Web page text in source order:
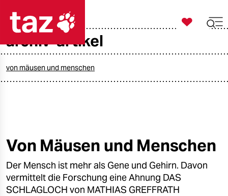
taz zahl ich
öko
gesellschaft
kultur

taz zahl ich
archiv-artikel
von mäusen und menschen
Von Mäusen und Menschen
Der Mensch ist mehr als Gene und Gehirn. Davon
vermittelt die Forschung eine Ahnung DAS
SCHLAGLOCH von MATHIAS GREFFRATH